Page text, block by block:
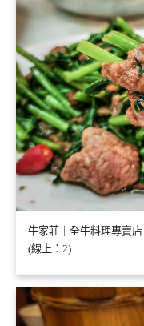
牛家莊｜全牛料理專賣
(線上：2)